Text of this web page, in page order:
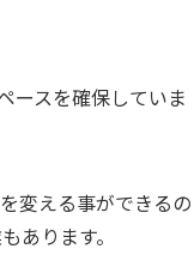
ースを確保していま
変える事ができるの
あります。